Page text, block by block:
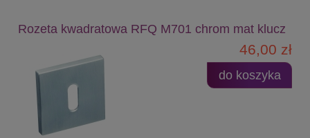
Rozeta kwadratowa RFQ M701 chrom mat klucz
46,00 zł
do koszyka